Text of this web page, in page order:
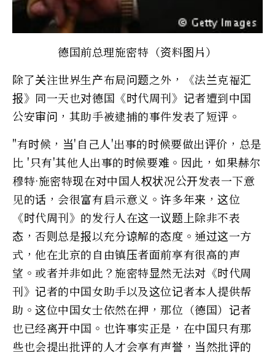
德国前总理施密特（资料图片）
除了关注世界生产布局问题之外，《法兰克福汇
报》同一天也对德国《时代周刊》记者遭到中国
公安审问，其助手被逮捕的事件发表了短评。
"有时候，当'自己人'出事的时候要做出评价，总是
比 '只有'其他人出事的时候要难。因此，如果赫尔
穆特·施密特现在对中国人权状况公开发表一下意
见的话，会很富有启示意义。许多年来，这位
《时代周刊》的发行人在这一议题上除非不表
态，否则总是报以充分谅解的态度。通过这一方
式，他在北京的自由镇压者面前享有很高的声
望。或者并非如此？施密特显然无法对《时代周
刊》记者的中国女助手以及这位记者本人提供帮
助。这位中国女士依然在押，那位（德国）记者
也已经离开中国。也许事实正是，在中国只有那
些也会提出批评的人才会享有声誉，当然批评的